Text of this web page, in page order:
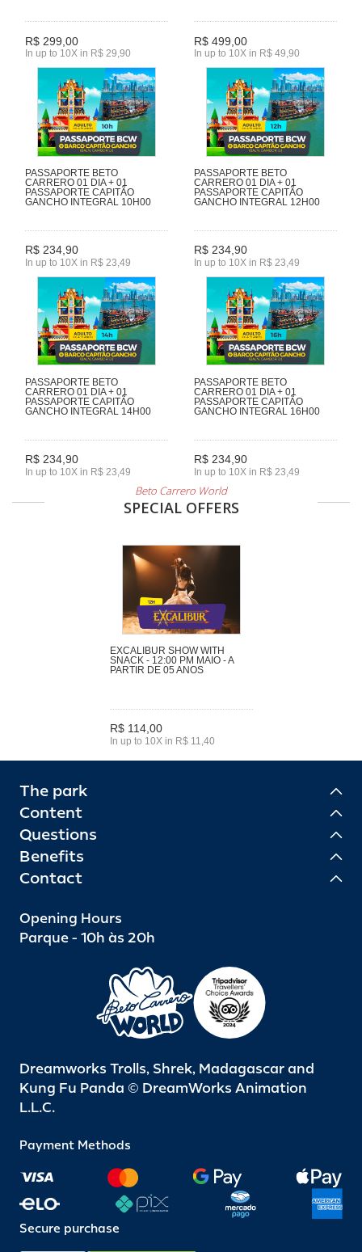
R$ 299,00
In up to 10X in R$ 29,90
R$ 499,00
In up to 10X in R$ 49,90
PASSAPORTE BETO
CARRERO 01 DIA + 01
PASSAPORTE CAPITÃO
GANCHO INTEGRAL 10H00
R$ 234,90
In up to 10X in R$ 23,49
PASSAPORTE BETO
CARRERO 01 DIA + 01
PASSAPORTE CAPITÃO
GANCHO INTEGRAL 12H00
R$ 234,90
In up to 10X in R$ 23,49
PASSAPORTE BETO
CARRERO 01 DIA + 01
PASSAPORTE CAPITÃO
GANCHO INTEGRAL 14H00
R$ 234,90
In up to 10X in R$ 23,49
PASSAPORTE BETO
CARRERO 01 DIA + 01
PASSAPORTE CAPITÃO
GANCHO INTEGRAL 16H00
R$ 234,90
In up to 10X in R$ 23,49
Beto Carrero World
SPECIAL OFFERS
EXCALIBUR SHOW WITH
SNACK - 12:00 PM MAIO - A
PARTIR DE 05 ANOS
R$ 114,00
In up to 10X in R$ 11,40
The park
Content
Questions
Benefits
Contact
Opening Hours
Parque - 10h às 20h
Dreamworks Trolls, Shrek, Madagascar and
Kung Fu Panda © DreamWorks Animation
L.L.C.
Payment Methods
Secure purchase